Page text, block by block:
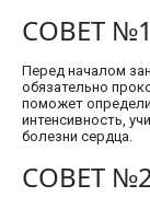
СОВЕТ №1
Перед началом
обязательно
поможет
интенсивность,
болезни сердца.
СОВЕТ